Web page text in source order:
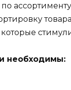
которые
необходимы: